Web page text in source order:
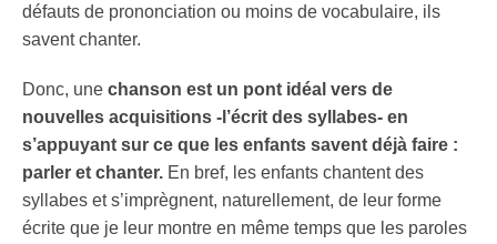
défauts de prononciation ou moins de vocabulaire, ils
savent chanter.
Donc, une chanson est un pont idéal vers de
nouvelles acquisitions -l’écrit des syllabes- en
s’appuyant sur ce que les enfants savent déjà faire :
parler et chanter. En bref, les enfants chantent des
syllabes et s’imprègnent, naturellement, de leur forme
écrite que je leur montre en même temps que les paroles